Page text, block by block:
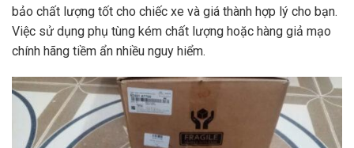
bảo chất lượng tốt cho chiếc xe và giá thành hợp lý cho bạn.
Việc sử dụng phụ tùng kém chất lượng hoặc hàng giả mạo
chính hãng tiềm ẩn nhiều nguy hiểm.